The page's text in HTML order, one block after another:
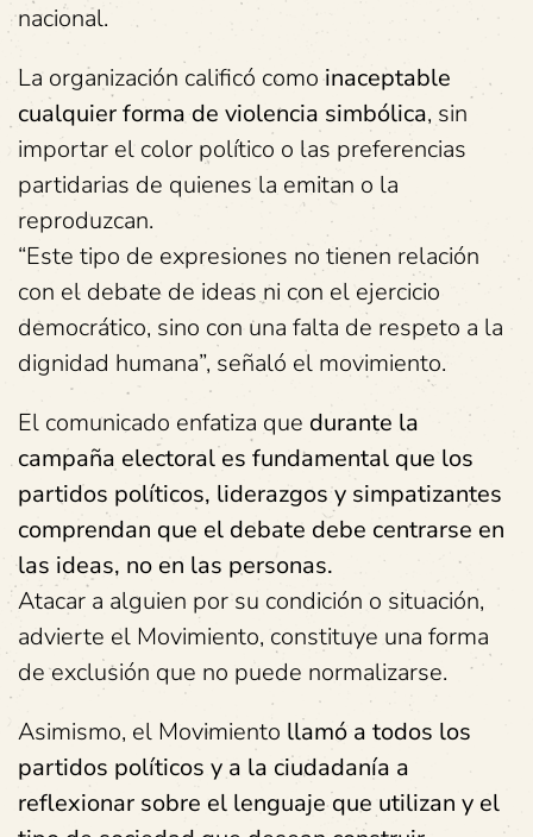
nacional.
La organización calificó comoinaceptable
cualquier forma de violencia simbólica, sin
importar el color político o las preferencias
partidarias de quienes la emitan o la
reproduzcan.
“Este tipo de expresiones no tienen relación
con el debate de ideas ni con el ejercicio
democrático, sino con una falta de respeto a la
dignidad humana”, señaló el movimiento.
El comunicado enfatiza que durante la
campaña electoral es fundamental que los
partidos políticos, liderazgos y simpatizantes
comprendan que el debate debe centrarse en
las ideas, no en las personas.
Atacar a alguien por su condición o situación,
advierte el Movimiento, constituye una forma
de exclusión que no puede normalizarse.
Asimismo, el Movimiento llamó a todos los
partidos políticos y a la ciudadanía a
reflexionar sobre el lenguaje que utilizan y el